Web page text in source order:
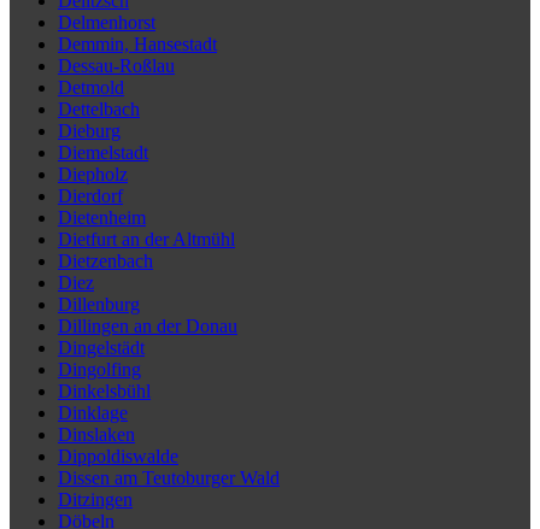
Delmenhorst
Demmin, Hansestadt
Dessau-Roßlau
Detmold
Dettelbach
Dieburg
Diemelstadt
Diepholz
Dierdorf
Dietenheim
Dietfurt an der Altmühl
Dietzenbach
Diez
Dillenburg
Dillingen an der Donau
Dingelstädt
Dingolfing
Dinkelsbühl
Dinklage
Dinslaken
Dippoldiswalde
Dissen am Teutoburger Wald
Ditzingen
Döbeln